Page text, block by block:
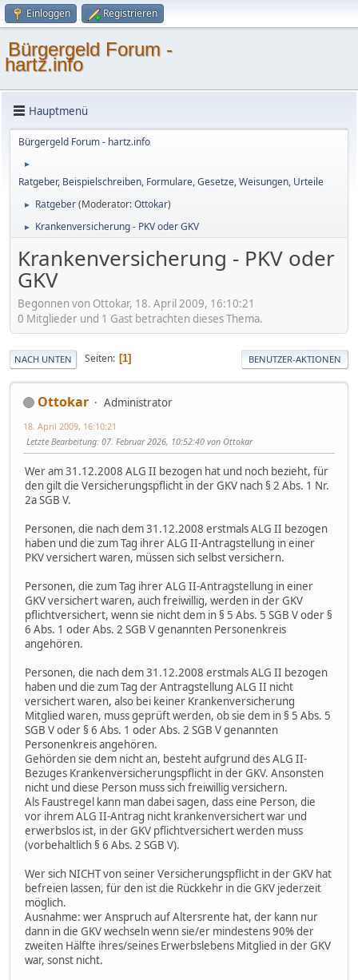
Einloggen Registrieren
Bürgergeld Forum -
hartz.info
Hauptmenü
Bürgergeld Forum - hartz.info
►
Ratgeber, Beispielschreiben, Formulare, Gesetze, Weisungen, Urteile
► Ratgeber(Moderator:Ottokar)
► Krankenversicherung - PKV oder GKV
Krankenversicherung - PKV oder
GKV
Begonnen von Ottokar, 18. April 2009, 16:10:21
0 Mitglieder und 1 Gast betrachten dieses Thema.
NACH UNTEN Seiten 1 BENUTZER-AKTIONEN
Ottokar Administrator
18. April 2009, 16:10:21
Letzte Bearbeitung: 07. Februar 2026, 10:52:40 von Ottokar
Wer am 31.12.2008 ALG II bezogen hat und noch bezieht, für
den gilt die Versicherungspflicht in der GKV nach § 2 Abs. 1 Nr.
2a SGB V.
Personen, die nach dem 31.12.2008 erstmals ALG II bezogen
haben und die zum Tag ihrer ALG II-Antragstellung in einer
PKV versichert waren, müssen sich selbst versichern.
Personen, die zum Tag ihrer ALG II-Antragstellung in einer
GKV versichert waren, auch freiwillig, werden in der GKV
pflichtversichert, wenn sie nicht dem in § 5 Abs. 5 SGB V oder §
6 Abs. 1 oder Abs. 2 SGB V genannten Personenkreis
angehören.
Personen, die nach dem 31.12.2008 erstmals ALG II bezogen
haben und die zum Tag der Antragstellung ALG II nicht
versichert waren, also bei keiner Krankenversicherung
Mitglied waren, muss geprüft werden, ob sie dem in § 5 Abs. 5
SGB V oder § 6 Abs. 1 oder Abs. 2 SGB V genannten
Personenkreis angehören.
Gehörden sie dem nicht an, besteht aufgrund des ALG II-
Bezuges Krankenversicherungspflicht in der GKV. Ansonsten
nicht und diese Person muss sich freiwillig versichern.
Als Faustregel kann man dabei sagen, dass eine Person, die
vor ihrem ALG II-Antrag nicht krankenversichert war und
erwerbslos ist, in der GKV pflichtversichert werden muss
(vorbehaltlich § 6 Abs. 2 SGB V).
Wer sich NICHT von seiner Versicherungspflicht in der GKV hat
befreien lassen, für den ist die Rückkehr in die GKV jederzeit
möglich.
Ausnahme: wer Anspruch auf Altersrente hat, der kann nur
dann in die GKV wechseln wenn sie/er mindestens 90% der
zweiten Hälfte ihres/seines Erwerbslebens Mitglied in der GKV
war, sonst nicht.